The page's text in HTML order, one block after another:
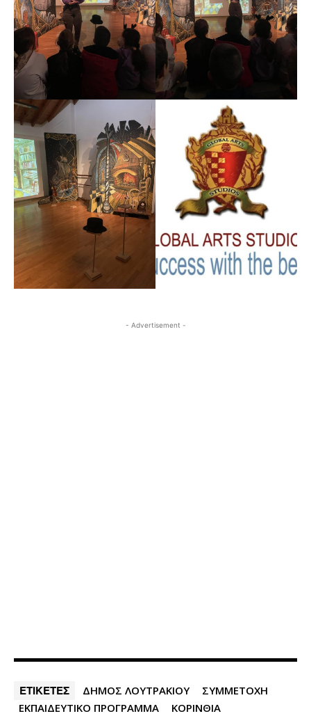
- Advertisement -
ΕΤΙΚΕΤΕΣ ΔΗΜΟΣ ΛΟΥΤΡΑΚΙΟΥ
ΣΥΜΜΕΤΟΧΗ
ΕΚΠΑΙΔΕΥΤΙΚΟ ΠΡΟΓΡΑΜΜΑ
ΚΟΡΙΝΘΙΑ